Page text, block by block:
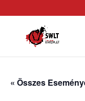
« Összes